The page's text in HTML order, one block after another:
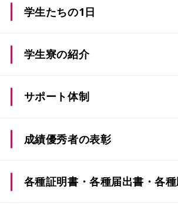
学生たちの1日
学生寮の紹介
サポート体制
成績優秀者の表彰
各種証明書・各種届出書・各